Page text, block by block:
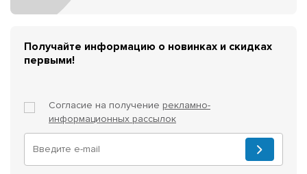
Получайте информацию о новинках и скидках
первыми!
Согласие на получение рекламно-
информационных рассылок